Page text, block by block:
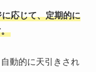
応じて、定期的に
動的に天引きされ